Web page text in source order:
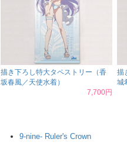
描き下ろし特大タペストリー（香
坂春風／天使水着）
7,700円
描
城
9-nine- Ruler's Crown